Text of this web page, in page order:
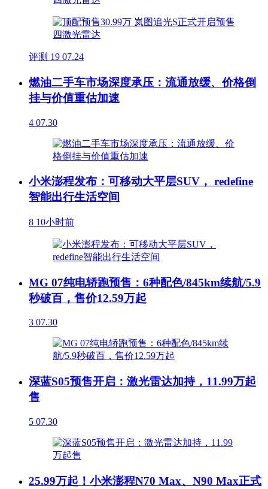
评测 19 07.24
燃油二手车市场深度承压：流通放缓、价格倒
挂与价值重估加速
4 07.30
小米澎程发布：可移动大平层SUV， redefine
智能出行生活空间
8 10小时前
MG 07纯电轿跑预售：6种配色/845km续航/5.9
秒破百，售价12.59万起
3 07.30
深蓝S05预售开启：激光雷达加持，11.99万起
售
5 07.30
25.99万起！小米澎程N70 Max、N90 Max正式